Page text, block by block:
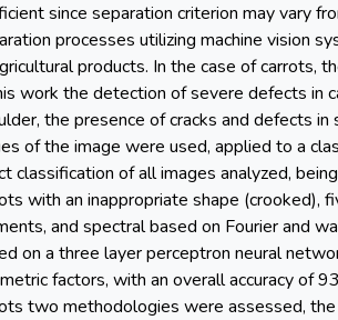
since separation criterion may vary
processes utilizing machine vision
products. In the case of carrots,
work the detection of severe defects in
the presence of cracks and defects
of the image were used, applied to a
classification of all images analyzed,
with an inappropriate shape (crooked),
and spectral based on Fourier and
on a three layer perceptron neural
factors, with an overall accuracy of
two methodologies were assessed,